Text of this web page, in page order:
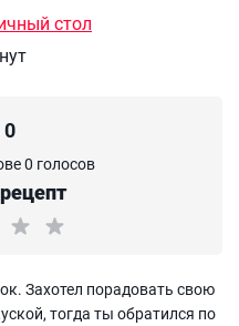
стол
0
0 голосов
Захотел порадовать свою
тогда ты обратился по